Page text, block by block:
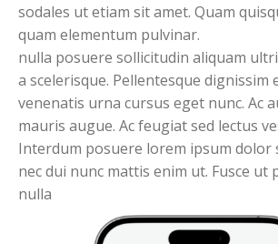
sodales ut etiam sit amet. Quam
quam elementum pulvinar.
nulla posuere sollicitudin aliquam
a scelerisque. Pellentesque dignissim
venenatis urna cursus eget nunc. Ac
mauris augue. Ac feugiat sed lectus
Interdum posuere lorem ipsum dolor
nec dui nunc mattis enim ut. Fusce ut
nulla